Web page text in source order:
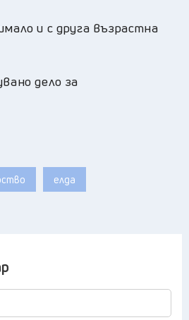
и с друга възрастна
дело за
елда